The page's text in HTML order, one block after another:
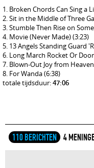
Broken Chords Can Sing a
Sit in the Middle of Three
Stumble Then Rise on
Movie (Never Made)(3:23)
13 Angels Standing Guard
Long March Rocket Or
Blown-Out Joy from
For Wanda(6:38)
totale tijdsduur:47:06
110 BERICHTEN 4